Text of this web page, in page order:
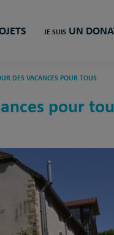
JE SUIS UN
DES VACANCES POUR TOUS
pour